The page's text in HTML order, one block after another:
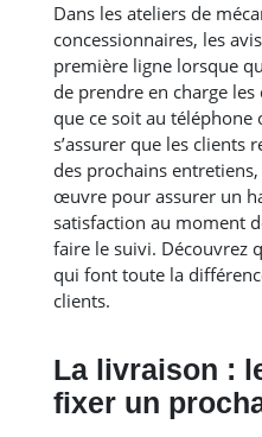
Dans les ateliers de
concessionnaires, les
première ligne lorsque
de prendre en charge
que ce soit au téléphone
s’assurer que les clients
des prochains
œuvre pour assurer un
satisfaction au moment
faire le suivi. Découvrez
qui font toute la
clients.
La livraison :
fixer un